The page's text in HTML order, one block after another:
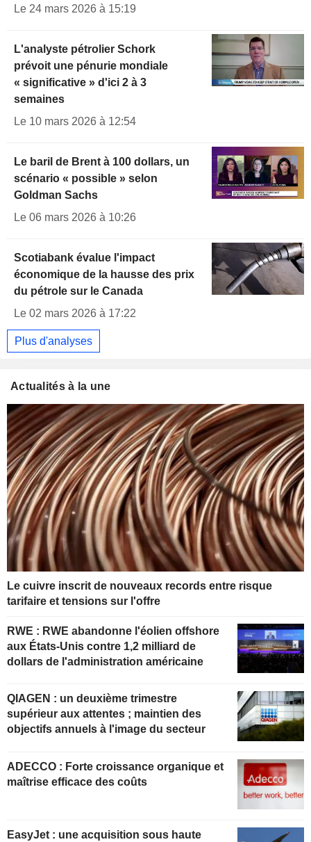
Le 24 mars 2026 à 15:19
L'analyste pétrolier Schork
prévoit une pénurie mondiale
« significative » d'ici 2 à 3
semaines
Le 10 mars 2026 à 12:54
Le baril de Brent à 100 dollars, un
scénario « possible » selon
Goldman Sachs
Le 06 mars 2026 à 10:26
Scotiabank évalue l'impact
économique de la hausse des prix
du pétrole sur le Canada
Le 02 mars 2026 à 17:22
Plus d'analyses
Actualités à la une
Le cuivre inscrit de nouveaux records entre risque
tarifaire et tensions sur l'offre
RWE : RWE abandonne l'éolien offshore
aux États-Unis contre 1,2 milliard de
dollars de l'administration américaine
QIAGEN : un deuxième trimestre
supérieur aux attentes ; maintien des
objectifs annuels à l'image du secteur
ADECCO : Forte croissance organique et
maîtrise efficace des coûts
EasyJet : une acquisition sous haute